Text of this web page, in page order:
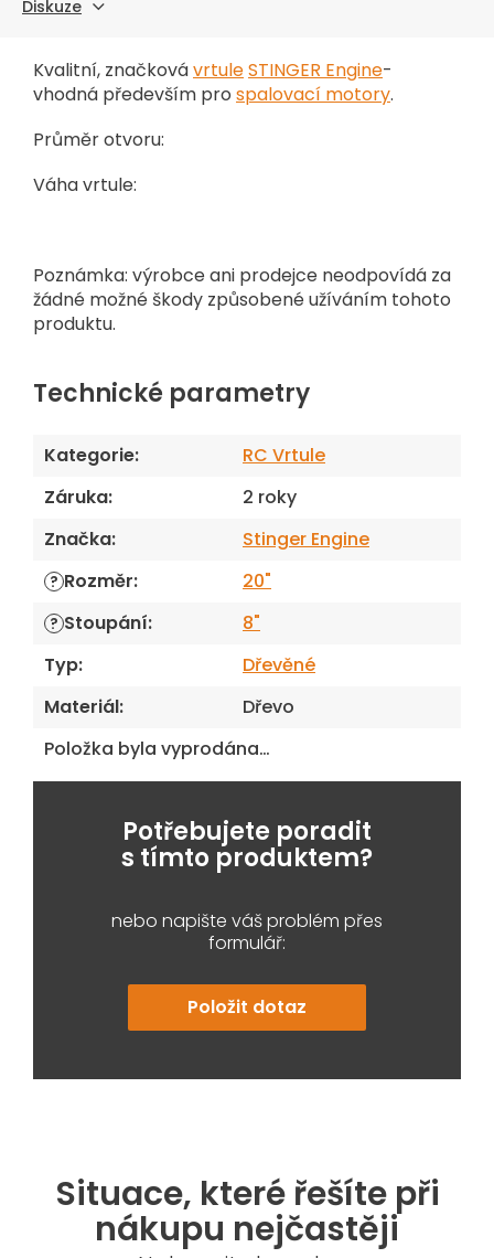
Diskuze
Kvalitní, značkovávrtuleSTINGER Engine-
vhodná především pro spalovací motory.
Průměr otvoru:
Váha vrtule:
Poznámka: výrobce ani prodejce neodpovídá za
žádné možné škody způsobené užíváním tohoto
produktu.
Technické parametry
Kategorie:
RC Vrtule
Záruka:
2 roky
Značka: Stinger Engine
? Rozměr: 20"
? Stoupání:
8"
Typ:
Dřevěné
Materiál:
Dřevo
Položka byla vyprodána…
Potřebujete poradit
s tímto produktem?
nebo napište váš problém přes
formulář:
Položit dotaz
Situace, které řešíte při
nákupu nejčastěji